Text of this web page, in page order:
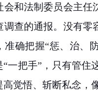
会和法制委员会主
调查的通报。没有
准确把握“惩、治、
“一把手”，只有管
觉悟、斩断私念，